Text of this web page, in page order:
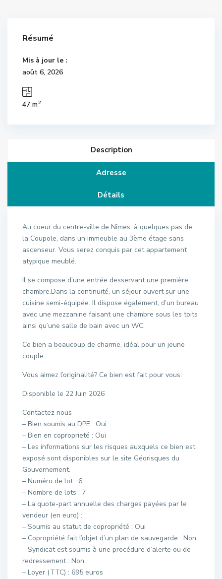
Résumé
Mis à jour le :
août 6, 2026
47 m2
Description
Adresse
Détails
Au coeur du centre-ville de Nîmes, à quelques pas de
la Coupole, dans un immeuble au 3ème étage sans
ascenseur. Vous serez conquis par cet appartement
atypique meublé.
Il se compose d’une entrée desservant une première
chambre.Dans la continuité, un séjour ouvert sur une
cuisine semi-équipée. Il dispose également, d’un bureau
avec une mezzanine faisant une chambre sous les toits
ainsi qu’une salle de bain avec un WC.
Ce bien a beaucoup de charme, idéal pour un jeune
couple.
Vous aimez l’originalité? Ce bien est fait pour vous.
Disponible le 22 Juin 2026
Contactez nous
– Bien soumis au DPE : Oui
– Bien en coproprieté : Oui
– Les informations sur les risques auxquels ce bien est
exposé sont disponibles sur le site Géorisques du
Gouvernement.
– Numéro de lot : 6
– Nombre de lots : 7
– La quote-part annuelle des charges payées par le
vendeur (en euro) :
– Soumis au statut de copropriété : Oui
– Copropriété fait l’objet d’un plan de sauvegarde : Non
– Syndicat est soumis à une procédure d’alerte ou de
redressement : Non
– Loyer (TTC) : 695 euros